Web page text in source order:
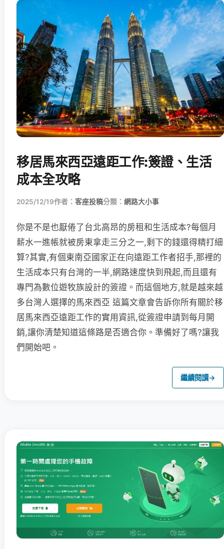
移居馬來西亞遠距工作:簽證、生活
成本全攻略
2025/12/19作者： 客座投稿分類： 網路大小事
你是不是也厭倦了台北高昂的房租和生活成本?每個月
薪水一進帳就被房東拿走三分之一,剩下的錢還得精打細
算?其實,有個東南亞國家正在向遠距工作者招手,那裡的
生活成本只有台灣的一半,網路速度快到飛起,而且還有
專門為數位遊牧族設計的簽證。而這個地方,就是越來越
多台灣人選擇的馬來西亞 這篇文章會告訴你所有關於移
居馬來西亞遠距工作的實用資訊,從簽證申請到每月開
銷,讓你清楚知道這條路是否適合你。準備好了嗎?讓我
們開始吧。
繼續閱讀→